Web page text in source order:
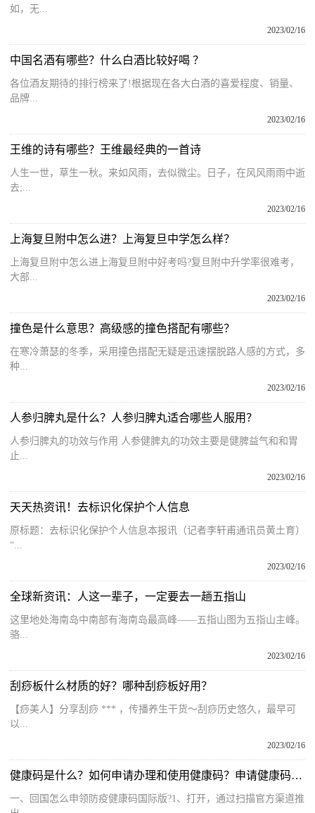
如，无...
2023/02/16
中国名酒有哪些？什么白酒比较好喝 ？
各位酒友期待的排行榜来了!根据现在各大白酒的喜爱程度、销量、
品牌...
2023/02/16
王维的诗有哪些？王维最经典的一首诗
人生一世，草生一秋。来如风雨，去似微尘。日子，在风风雨雨中逝
去;...
2023/02/16
上海复旦附中怎么进？上海复旦中学怎么样？
上海复旦附中怎么进上海复旦附中好考吗?复旦附中升学率很难考，
大部...
2023/02/16
撞色是什么意思？高级感的撞色搭配有哪些？
在寒冷萧瑟的冬季，采用撞色搭配无疑是迅速摆脱路人感的方式，多
种...
2023/02/16
人参归脾丸是什么？人参归脾丸适合哪些人服用？
人参归脾丸的功效与作用 人参健脾丸的功效主要是健脾益气和和胃
止...
2023/02/16
天天热资讯！去标识化保护个人信息
原标题：去标识化保护个人信息本报讯（记者李轩甫通讯员黄土育）
“...
2023/02/16
全球新资讯：人这一辈子，一定要去一趟五指山
这里地处海南岛中南部有海南岛最高峰——五指山图为五指山主峰。
骆...
2023/02/16
刮痧板什么材质的好？哪种刮痧板好用？
【痧美人】分享刮痧 *** ，传播养生干货～刮痧历史悠久，最早可
以...
2023/02/16
健康码是什么？如何申请办理和使用健康码？申请健康码的正确步骤
一、回国怎么申领防疫健康码国际版?1、打开，通过扫描官方渠道推